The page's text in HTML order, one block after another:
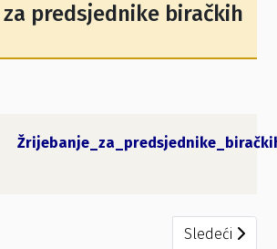
predsjednike biračkih
Video spot Sledeći
Sledeći